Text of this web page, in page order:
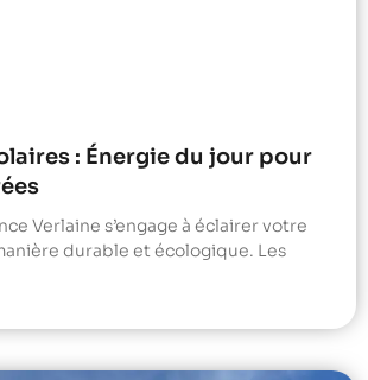
: Énergie du jour pour
Verlaine s’engage à éclairer votre
durable et écologique. Les